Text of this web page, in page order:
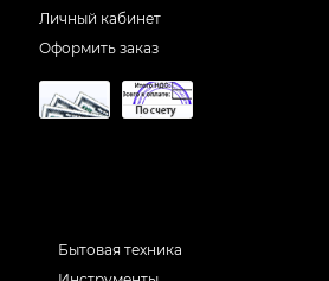
Личный кабинет
Оформить заказ
Бытовая техника